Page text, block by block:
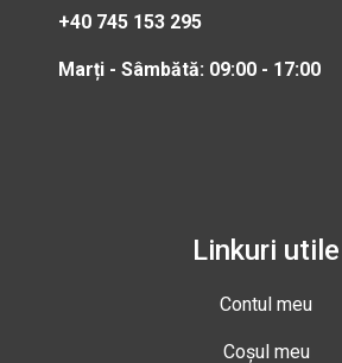
+40 745 153 295
Marți - Sâmbătă: 09:00 - 17:00
Linkuri utile
Contul meu
Coșul meu